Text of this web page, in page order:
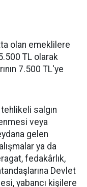
olan emeklilere
TL olarak
7.500 TL'ye
salgın
veya
gelen
ya da
fedakârlık,
Devlet
yabancı kişilere